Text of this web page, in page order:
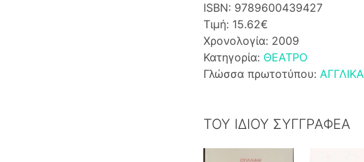
ISBN: 9789600439427
Τιμή: 15.62€
Χρονολογία: 2009
Κατηγορία: ΘΕΑΤΡΟ
Γλώσσα πρωτοτύπου: ΑΓΓΛΙΚΑ
ΤΟΥ ΙΔΙΟΥ ΣΥΓΓΡΑΦΕΑ